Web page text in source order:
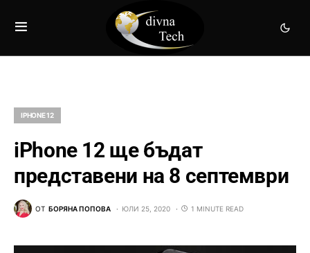
IPHONE 12
iPhone 12 ще бъдат
представени на 8 септември
ОТ БОРЯНА ПОПОВА ЮЛИ 25, 2020 1 MINUTE READ